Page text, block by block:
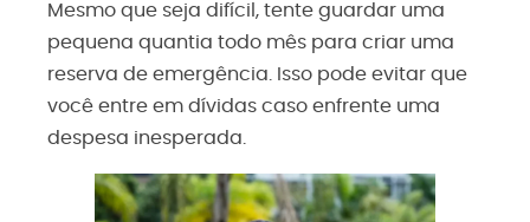
Mesmo que seja difícil, tente guardar uma
pequena quantia todo mês para criar uma
reserva de emergência. Isso pode evitar que
você entre em dívidas caso enfrente uma
despesa inesperada.